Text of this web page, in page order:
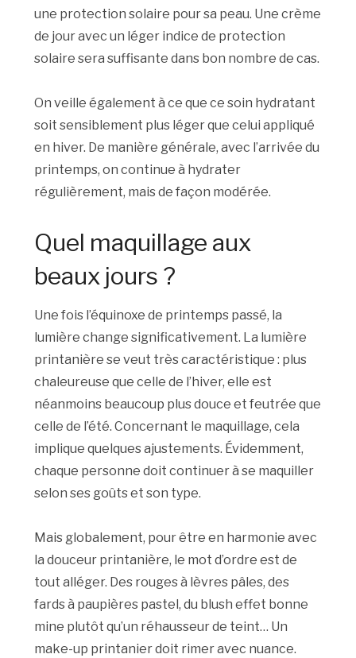
une protection solaire pour sa peau. Une crème
de jour avec un léger indice de protection
solaire sera suffisante dans bon nombre de cas.
On veille également à ce que ce soin hydratant
soit sensiblement plus léger que celui appliqué
en hiver. De manière générale, avec l’arrivée du
printemps, on continue à hydrater
régulièrement, mais de façon modérée.
Quel maquillage aux
beaux jours ?
Une fois l’équinoxe de printemps passé, la
lumière change significativement. La lumière
printanière se veut très caractéristique : plus
chaleureuse que celle de l’hiver, elle est
néanmoins beaucoup plus douce et feutrée que
celle de l’été. Concernant le maquillage, cela
implique quelques ajustements. Évidemment,
chaque personne doit continuer à se maquiller
selon ses goûts et son type.
Mais globalement, pour être en harmonie avec
la douceur printanière, le mot d’ordre est de
tout alléger. Des rouges à lèvres pâles, des
fards à paupières pastel, du blush effet bonne
mine plutôt qu’un réhausseur de teint… Un
make-up printanier doit rimer avec nuance.